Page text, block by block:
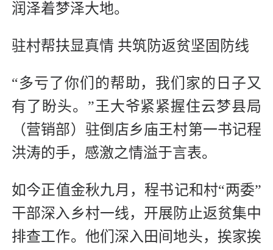
润泽着梦泽大地。
驻村帮扶显真情 共筑防返贫坚固防线
“多亏了你们的帮助，我们家的日子又
有了盼头。”王大爷紧紧握住云梦县局
（营销部）驻倒店乡庙王村第一书记程
洪涛的手，感激之情溢于言表。
如今正值金秋九月，程书记和村“两委”
干部深入乡村一线，开展防止返贫集中
排查工作。他们深入田间地头，挨家挨